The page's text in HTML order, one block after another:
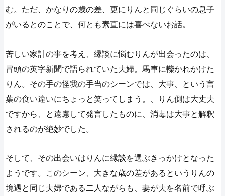
む。ただ、かなりの歳の差、更にりんと同じぐらいの息子
がいるとのことで、何とも素直には喜べないお話。
苦しい家計の事を考え、縁談に悩むりんが出会ったのは、
冒頭の英字新聞で語られていた夫婦。馬車に轢かれかけた
りん。その手の怪我の手当のシーンでは、大事、という言
葉の食い違いにちょっと笑ってしまう。、りん側は大丈夫
ですから、と遠慮して発言したものに、消毒は大事と解釈
されるのが絶妙でした。
そして、その出会いはりんに縁談を選ぶきっかけとなった
ようです。このシーン、大きな歳の差があるというりんの
境遇と同じ夫婦である二人ながらも、妻が夫を名前で呼ぶ